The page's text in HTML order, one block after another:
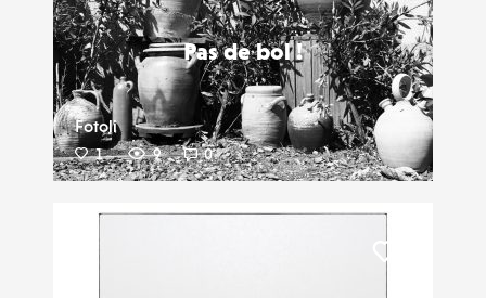
Pas de bol !
Fotoli
1 9 0